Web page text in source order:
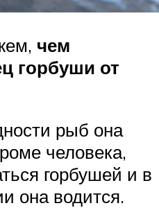
чем
горбуши от
рыб она
человека,
горбушей и в
она водится.